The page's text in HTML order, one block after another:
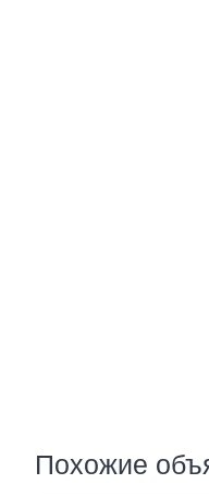
Похожие